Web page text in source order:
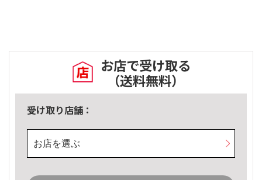
お店で受け取る
（送料無料）
受け取り店舗：
お店を選ぶ